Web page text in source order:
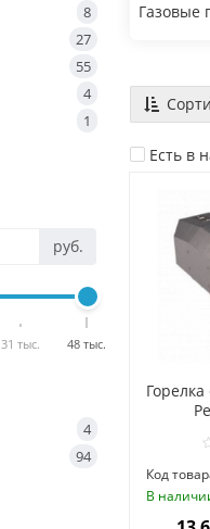
8
27
55
4
1
руб.
31 тыс. 48 тыс.
4
94
Газовые
Есть в
Код
В